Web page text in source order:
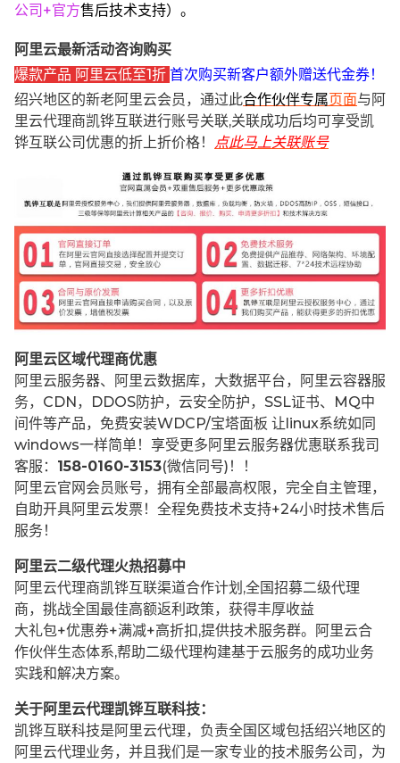
公司+官方售后技术支持）。
阿里云最新活动咨询购买
爆款产品 阿里云低至1折 首次购买新客户额外赠送代金券！
绍兴地区的新老阿里云会员，通过此合作伙伴专属页面与阿
里云代理商凯铧互联进行账号关联,关联成功后均可享受凯
铧互联公司优惠的折上折价格！
点此马上关联账号
阿里云区域代理商优惠
阿里云服务器、阿里云数据库，大数据平台，阿里云容器服
务，CDN，DDOS防护，云安全防护，SSL证书、MQ中
间件等产品，免费安装WDCP/宝塔面板 让 linux系统如同
windows一样简单！享受更多阿里云服务器优惠联系我司
客服： 158-0160-3153(微信同号)！！
阿里云官网会员账号，拥有全部最高权限，完全自主管理，
自助开具阿里云发票！全程免费技术支持+24小时技术售后
服务！
阿里云二级代理火热招募中
阿里云代理商凯铧互联渠道合作计划,全国招募二级代理
商，挑战全国最佳高额返利政策，获得丰厚收益
大礼包+优惠券+满减+高折扣,提供技术服务群。阿里云合
作伙伴生态体系,帮助二级代理构建基于云服务的成功业务
实践和解决方案。
关于阿里云代理凯铧互联科技：
凯铧互联科技是阿里云代理，负责全国区域包括绍兴地区的
阿里云代理业务，并且我们是一家专业的技术服务公司，为